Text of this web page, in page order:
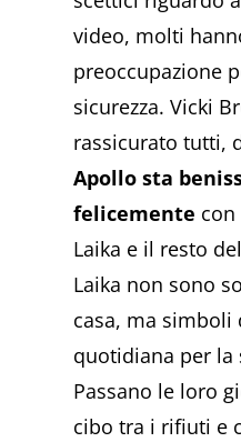
video, molti
preoccupazione
sicurezza. Vicki
rassicurato tutti,
Apollo sta
felicemente
Laika e il resto
Laika non sono
casa, ma simboli
quotidiana per la
Passano le loro
cibo tra i rifiuti e